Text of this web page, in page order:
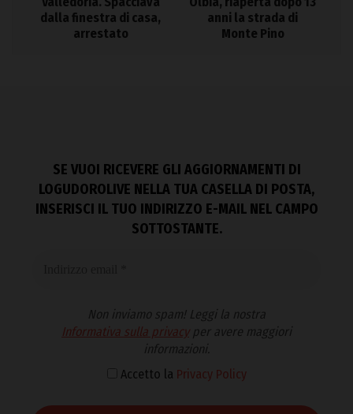
dalla finestra di casa,
arrestato
anni la strada di
Monte Pino
SE VUOI RICEVERE GLI AGGIORNAMENTI DI
LOGUDOROLIVE NELLA TUA CASELLA DI POSTA,
INSERISCI IL TUO INDIRIZZO E-MAIL NEL CAMPO
SOTTOSTANTE.
Non inviamo spam! Leggi la nostra
Informativa sulla privacyper avere maggiori
informazioni.
Accetto la Privacy Policy